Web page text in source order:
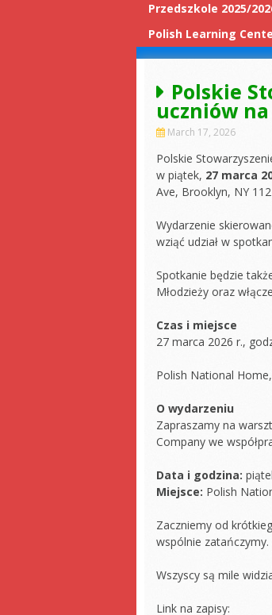
25-
Przedszkole 2025/
Polish Learning
Polskie
uczniów
March 17, 2026
Polskie
w piątek, 27 marca
Ave, Brooklyn, NY
Wydarzenie
wziąć udział w
Spotkanie będzie
Młodzieży oraz
Czas i miejsce
27 marca 2026 r.,
Polish National
O wydarzeniu
Zapraszamy na
Company we
Data i godzina:
Miejsce: Polish
Zaczniemy od
wspólnie
Wszyscy są mile
Link na zapisy: